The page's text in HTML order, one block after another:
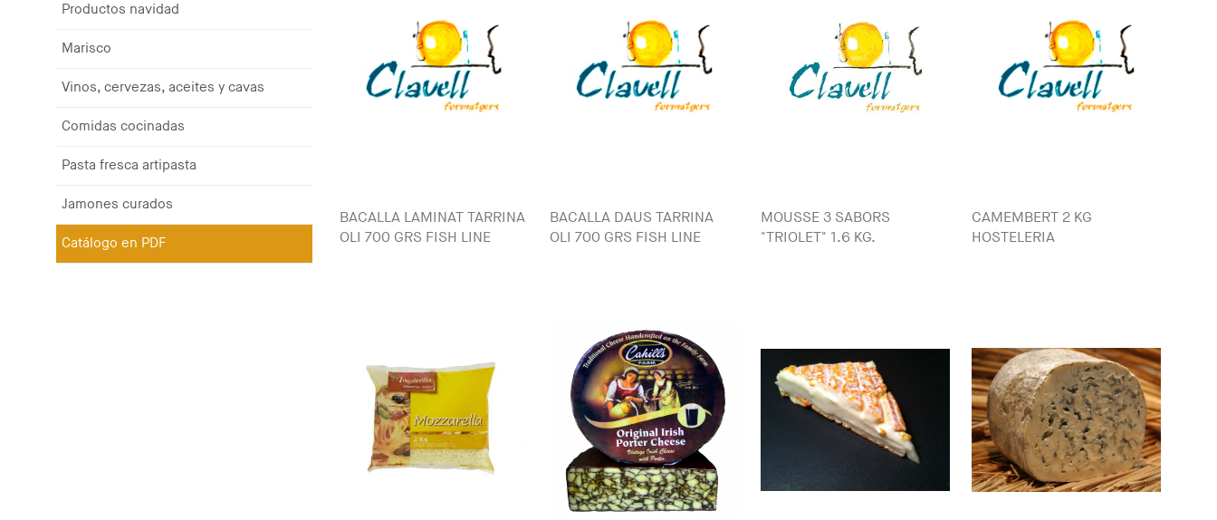
Productos navidad
Marisco
Vinos, cervezas, aceites y cavas
Comidas cocinadas
Pasta fresca artipasta
Jamones curados
Catálogo en PDF
BACALLA LAMINAT TARRINA
OLI 700 GRS FISH LINE
BACALLA DAUS TARRINA
OLI 700 GRS FISH LINE
MOUSSE 3 SABORS
"TRIOLET" 1.6 KG.
CAMEMBERT 2 KG
HOSTELERIA